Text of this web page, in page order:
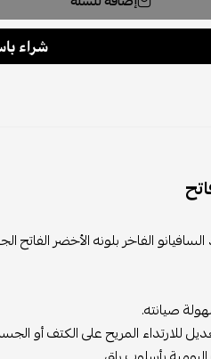
الفاخر بلونه الأخضر الفاتح
صيانته.
للارتداء المريح على الكتف أو